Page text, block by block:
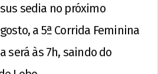
sedia no próximo
a 5ª Corrida Feminina
será às 7h, saindo do